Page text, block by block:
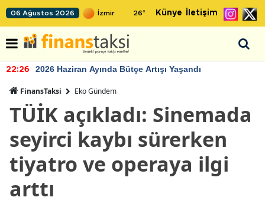
06 Ağustos 2026 26° Künye İletişim
22:26 2026 Haziran Ayında Bütçe Artışı Yaşandı
FinansTaksi Eko Gündem
TÜİK açıkladı: Sinemada
seyirci kaybı sürerken
tiyatro ve operaya ilgi
arttı